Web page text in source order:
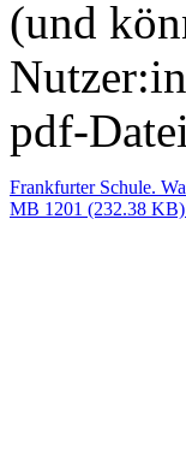
(und
pdf-
Frankfurter Schule.
MB 1201 (232.38 KB)